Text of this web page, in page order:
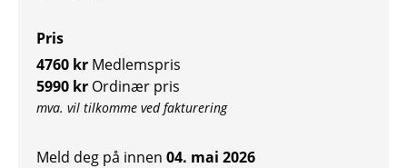
Pris
4760 kr Medlemspris
5990 kr Ordinær pris
mva. vil tilkomme ved fakturering
Meld deg på innen 04. mai 2026